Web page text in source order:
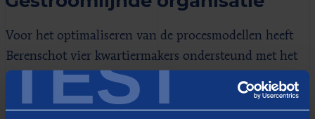
TEST
Voor het optimaliseren van de procesmodellen heeft
Berenschot vier kwartiermakers ondersteund met het
zogeheten D-PBOI-model. Dit model biedt een
gestructureerde aanpak om (delen van) de